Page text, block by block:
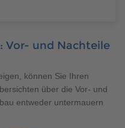
Vor- und Nachteile
können Sie Ihren
über die Vor- und
entweder untermauern